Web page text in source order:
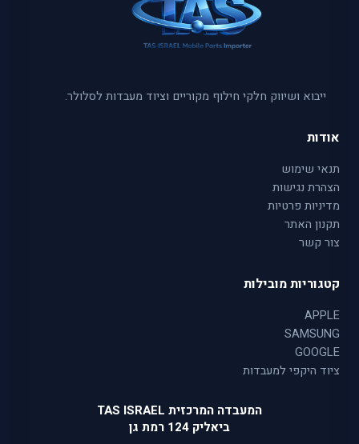
ייבוא ושיווק חלקי חילוף מקוריים וציוד מעבדות לסלולר.
אודות
תנאי שימוש
הצהרת נגישות
מדיניות פרטיות
תקנון האתר
צור קשר
קטגוריות מובילות
APPLE
SAMSUNG
GOOGLE
ציוד היקפי למעבדות
המעבדה המרכזית TAS ISRAEL
ביאליק 124 רמת גן